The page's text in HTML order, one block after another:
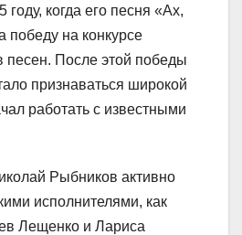
когда его песня «Ах,
на конкурсе
песен. После этой победы
признаваться широкой
работать с известными
Рыбников активно
исполнителями, как
Лещенко и Лариса